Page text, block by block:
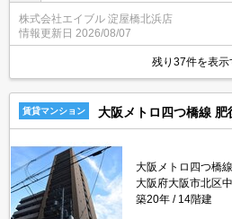
去時、ルームクリーニング費用は実
株式会社エイブル 淀屋橋北浜店
情報更新日 2026/08/07
残り37件を表示
賃貸マンション 大阪メトロ四つ橋線
大阪メトロ四つ橋
大阪府大阪市北区
築20年
14階建